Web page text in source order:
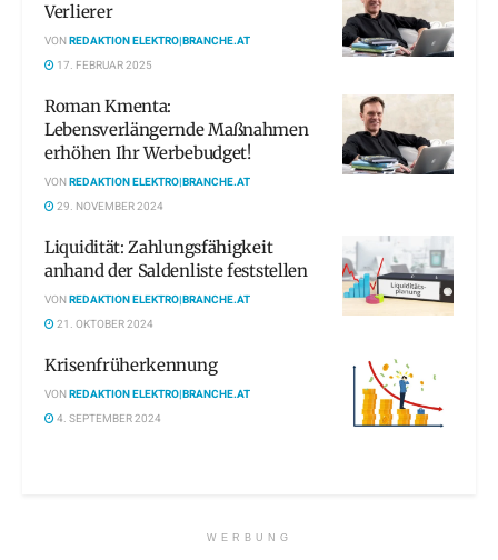
Verlierer
VONREDAKTION ELEKTRO|BRANCHE.AT
17. FEBRUAR 2025
Roman Kmenta:
Lebensverlängernde Maßnahmen
erhöhen Ihr Werbebudget!
VONREDAKTION ELEKTRO|BRANCHE.AT
29. NOVEMBER 2024
Liquidität: Zahlungsfähigkeit
anhand der Saldenliste feststellen
VONREDAKTION ELEKTRO|BRANCHE.AT
21. OKTOBER 2024
Krisenfrüherkennung
VONREDAKTION ELEKTRO|BRANCHE.AT
4. SEPTEMBER 2024
WERBUNG